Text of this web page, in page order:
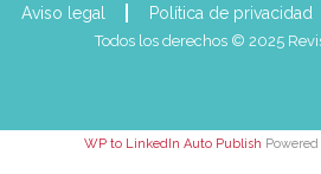
Aviso legal
Política de privacidad
Todos los derechos © 2025
WP to LinkedIn Auto Publish Powered